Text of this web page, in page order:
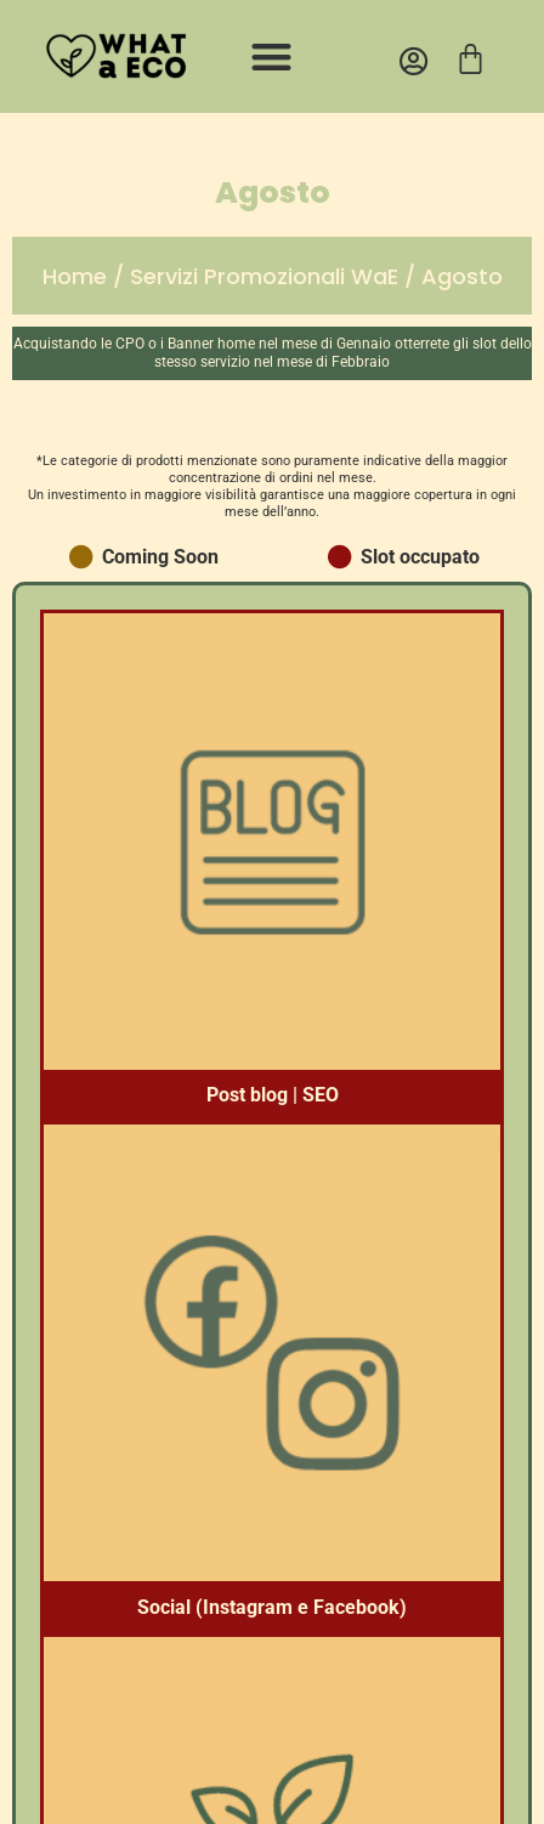
contenuto
Cart
Agosto
Home / Servizi Promozionali WaE / Agosto
Acquistando le CPO o i Banner home nel mese di Gennaio otterrete gli slot dello
stesso servizio nel mese di Febbraio
*Le categorie di prodotti menzionate sono puramente indicative della maggior
concentrazione di ordini nel mese.
Un investimento in maggiore visibilità garantisce una maggiore copertura in ogni
mese dell’anno.
Coming Soon Slot occupato
Post blog | SEO
Social (Instagram e Facebook)